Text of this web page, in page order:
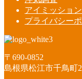
アイミッショ
プライバシー
〒690-0852
島根県松江市千鳥町